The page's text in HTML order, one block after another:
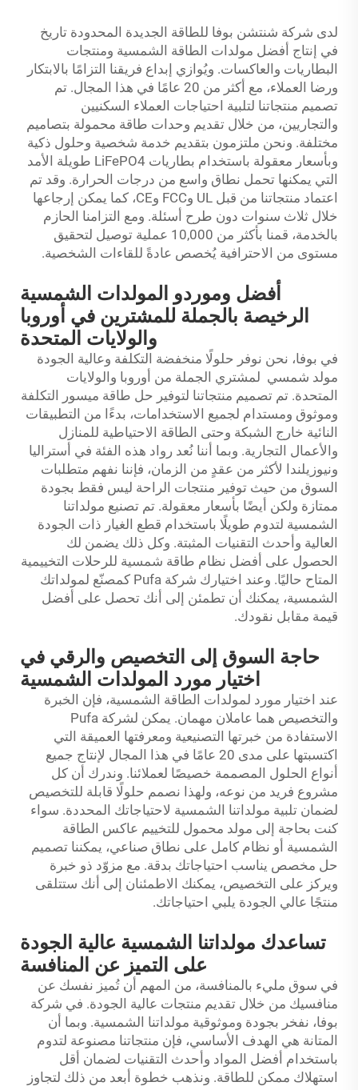
لدى شركة شنتشن بوفا للطاقة الجديدة المحدودة تاريخ
في إنتاج أفضل مولدات الطاقة الشمسية ومنتجات
البطاريات والعاكسات. ويُوازي إبداع فريقنا التزامًا بالابتكار
ورضا العملاء، مع أكثر من 20 عامًا في هذا المجال. تم
تصميم منتجاتنا لتلبية احتياجات العملاء السكنيين
والتجاريين، من خلال تقديم وحدات طاقة محمولة بتصاميم
مختلفة. ونحن ملتزمون بتقديم خدمة شخصية وحلول ذكية
وبأسعار معقولة باستخدام بطاريات LiFePO4 طويلة الأمد
التي يمكنها تحمل نطاق واسع من درجات الحرارة. وقد تم
اعتماد منتجاتنا من قبل UL وFCC وCE، كما يمكن إرجاعها
خلال ثلاث سنوات دون طرح أسئلة. ومع التزامنا الحازم
بالخدمة، قمنا بأكثر من 10,000 عملية توصيل لتحقيق
مستوى من الاحترافية يُخصص عادةً للقاءات الشخصية.
أفضل وموردو المولدات الشمسية
الرخيصة بالجملة للمشترين في أوروبا
والولايات المتحدة
في بوفا، نحن نوفر حلولًا منخفضة التكلفة وعالية الجودة
مولد شمسي لمشتري الجملة من أوروبا والولايات
المتحدة. تم تصميم منتجاتنا لتوفير حل طاقة ميسور التكلفة
وموثوق ومستدام لجميع الاستخدامات، بدءًا من التطبيقات
النائية خارج الشبكة وحتى الطاقة الاحتياطية للمنازل
والأعمال التجارية. وبما أننا نُعد رواد هذه الفئة في أستراليا
ونيوزيلندا لأكثر من عقدٍ من الزمان، فإننا نفهم متطلبات
السوق من حيث توفير منتجات الراحة ليس فقط بجودة
ممتازة ولكن أيضًا بأسعار معقولة. تم تصنيع مولداتنا
الشمسية لتدوم طويلًا باستخدام قطع الغيار ذات الجودة
العالية وأحدث التقنيات المثبتة. وكل ذلك يضمن لك
الحصول على أفضل نظام طاقة شمسية للرحلات التخييمية
المتاح حاليًا. وعند اختيارك شركة Pufa كمصنّع لمولداتك
الشمسية، يمكنك أن تطمئن إلى أنك تحصل على أفضل
قيمة مقابل نقودك.
حاجة السوق إلى التخصيص والرقي في
اختيار مورد المولدات الشمسية
عند اختيار مورد لمولدات الطاقة الشمسية، فإن الخبرة
والتخصيص هما عاملان مهمان. يمكن لشركة Pufa
الاستفادة من خبرتها التصنيعية ومعرفتها العميقة التي
اكتسبتها على مدى 20 عامًا في هذا المجال لإنتاج جميع
أنواع الحلول المصممة خصيصًا لعملائنا. وندرك أن كل
مشروع فريد من نوعه، ولهذا نصمم حلولًا قابلة للتخصيص
لضمان تلبية مولداتنا الشمسية لاحتياجاتك المحددة. سواء
كنت بحاجة إلى مولد محمول للتخييم عاكس الطاقة
الشمسية أو نظام كامل على نطاق صناعي، يمكننا تصميم
حل مخصص يناسب احتياجاتك بدقة. مع مزوّد ذو خبرة
ويركز على التخصيص، يمكنك الاطمئنان إلى أنك ستتلقى
منتجًا عالي الجودة يلبي احتياجاتك.
تساعدك مولداتنا الشمسية عالية الجودة
على التميز عن المنافسة
في سوق مليء بالمنافسة، من المهم أن تُميز نفسك عن
منافسيك من خلال تقديم منتجات عالية الجودة. في شركة
بوفا، نفخر بجودة وموثوقية مولداتنا الشمسية. وبما أن
المتانة هي الهدف الأساسي، فإن منتجاتنا مصنوعة لتدوم
باستخدام أفضل المواد وأحدث التقنيات لضمان أقل
استهلاك ممكن للطاقة. ونذهب خطوة أبعد من ذلك لتجاوز